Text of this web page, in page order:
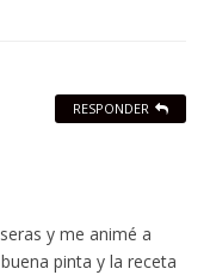
y me animé a
pinta y la receta
RESPONDER